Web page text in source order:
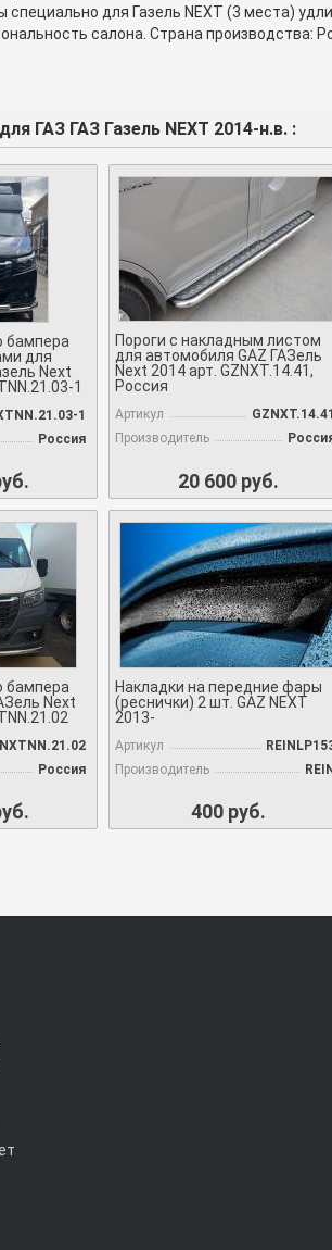
специально для Газель NEXT (3 места)
салона. Страна производства:
ГАЗ ГАЗ Газель NEXT 2014-н.в. :
бампера
для
Next
1
1
Россия
Пороги с накладным листом
для автомобиля GAZ ГАЗель
Next 2014 арт. GZNXT.14.41,
Россия
Артикул
GZNXT.14.41
Производитель
20 600 руб.
бампера
Next
Россия
Накладки на передние фары
(реснички) 2 шт. GAZ NEXT
2013-
Артикул
Производитель
400 руб.